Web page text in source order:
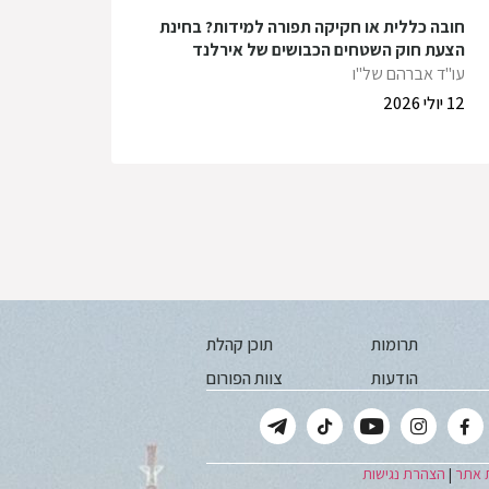
חובה כללית או חקיקה תפורה למידות? בחינת
הצעת חוק השטחים הכבושים של אירלנד
עו"ד אברהם של"ו
12 יולי 2026
תרומות
תוכן קהלת
הודעות
צוות הפורום
אתר | הצהרת נגישות